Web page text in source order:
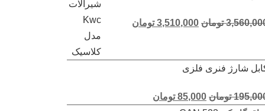
5.00 تومان 3,510,000 تومان
شارژ فنری فلزی
5.00
5
تومان 85,000 تومان